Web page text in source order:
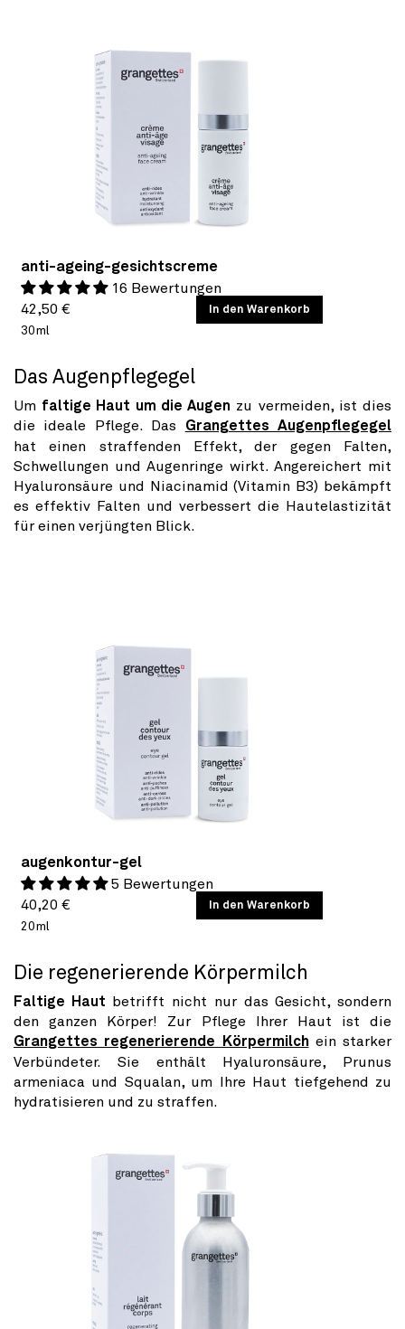
anti-ageing-gesichtscreme
16 Bewertungen
Normaler
Preis
42,50 €
GRUNDPREIS
/
30ml
In den Warenkorb
Das Augenpflegegel
Um faltige Haut um die Augen zu vermeiden, ist dies
die ideale Pflege. Das Grangettes Augenpflegegel
hat einen straffenden Effekt, der gegen Falten,
Schwellungen und Augenringe wirkt. Angereichert mit
Hyaluronsäure und Niacinamid (Vitamin B3) bekämpft
es effektiv Falten und verbessert die Hautelastizität
für einen verjüngten Blick.
augenkontur-gel
5 Bewertungen
Normaler
Preis
40,20 €
GRUNDPREIS
/
20ml
In den Warenkorb
Die regenerierende Körpermilch
Faltige Haut betrifft nicht nur das Gesicht, sondern
den ganzen Körper! Zur Pflege Ihrer Haut ist die
Grangettes regenerierende Körpermilchein starker
Verbündeter. Sie enthält Hyaluronsäure,
Prunus
armeniaca und Squalan, um Ihre Haut tiefgehend zu
hydratisieren und zu straffen.